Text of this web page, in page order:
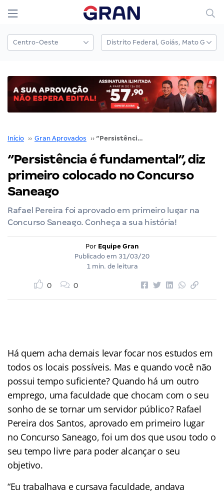
Início ›› Gran Aprovados ›› ”Persistência é fundamental”, diz primeiro colocado no Concurso Saneago
”Persistência é fundamental”, diz
primeiro colocado no Concurso
Saneago
Rafael Pereira foi aprovado em primeiro lugar na
Concurso Saneago. Conheça a sua história!
Por Equipe Gran
Publicado em 31/03/20
1 min. de leitura
0 0
Há quem acha demais levar focar nos estudos em
todos os locais possíveis. Mas e quando você não
possui tempo suficiente? Quando há um outro
emprego, uma faculdade que chocam com o seu
sonho de se tornar um servidor público? Rafael
Pereira dos Santos, aprovado em primeiro lugar
no Concurso Saneago, foi um dos que usou todo o
seu tempo livre para poder alcançar o seu
objetivo.
“Eu trabalhava e cursava faculdade, andava